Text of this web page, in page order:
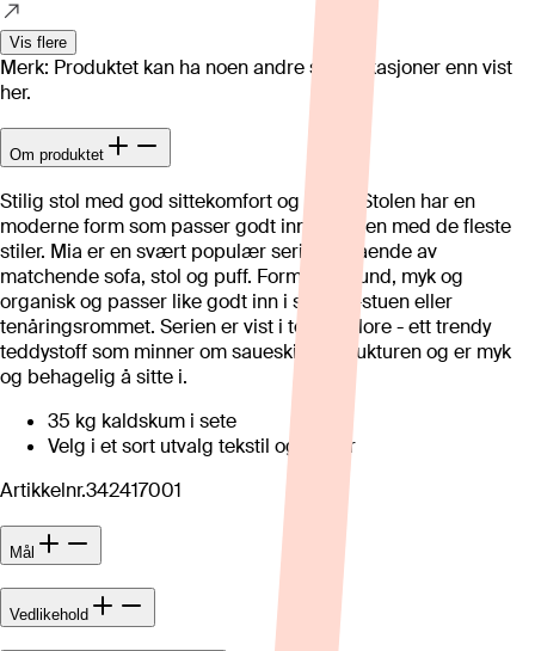
Vis flere
Merk: Produktet kan ha noen andre spesifikasjoner enn vist
her.
Om produktet
Stilig stol med god sittekomfort og sving. Stolen har en
moderne form som passer godt inn sammen med de fleste
stiler. Mia er en svært populær serie bestående av
matchende sofa, stol og puff. Formen er rund, myk og
organisk og passer like godt inn i stua, tv-stuen eller
tenåringsrommet. Serien er vist i tekstil Glore - ett trendy
teddystoff som minner om saueskinn i strukturen og er myk
og behagelig å sitte i.
35 kg kaldskum i sete
Velg i et sort utvalg tekstil og farger
Artikkelnr.342417001
Mål
Vedlikehold